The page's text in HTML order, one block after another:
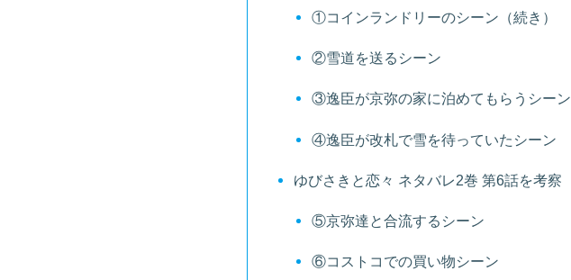
①コインランドリーのシーン（続き）
②雪道を送るシーン
③逸臣が京弥の家に泊めてもらうシーン
④逸臣が改札で雪を待っていたシーン
ゆびさきと恋々 ネタバレ2巻 第6話を考察
⑤京弥達と合流するシーン
⑥コストコでの買い物シーン